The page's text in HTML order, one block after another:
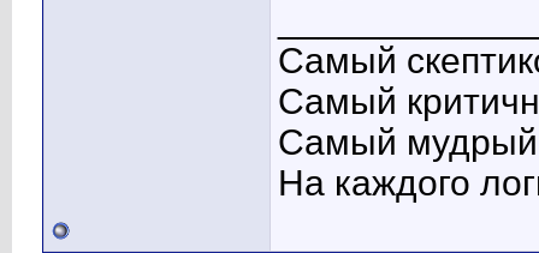
Самый
Самый
Самый мудрый
На каждого